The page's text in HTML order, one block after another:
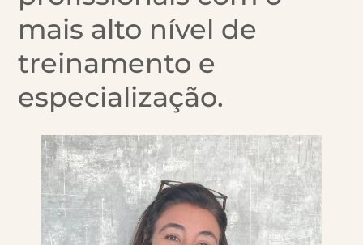
mais alto nível de
treinamento e
especialização.